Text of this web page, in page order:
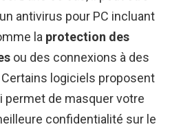
antivirus pour PC incluant
la protection des
ou des connexions à des
logiciels proposent
permet de masquer votre
confidentialité sur le